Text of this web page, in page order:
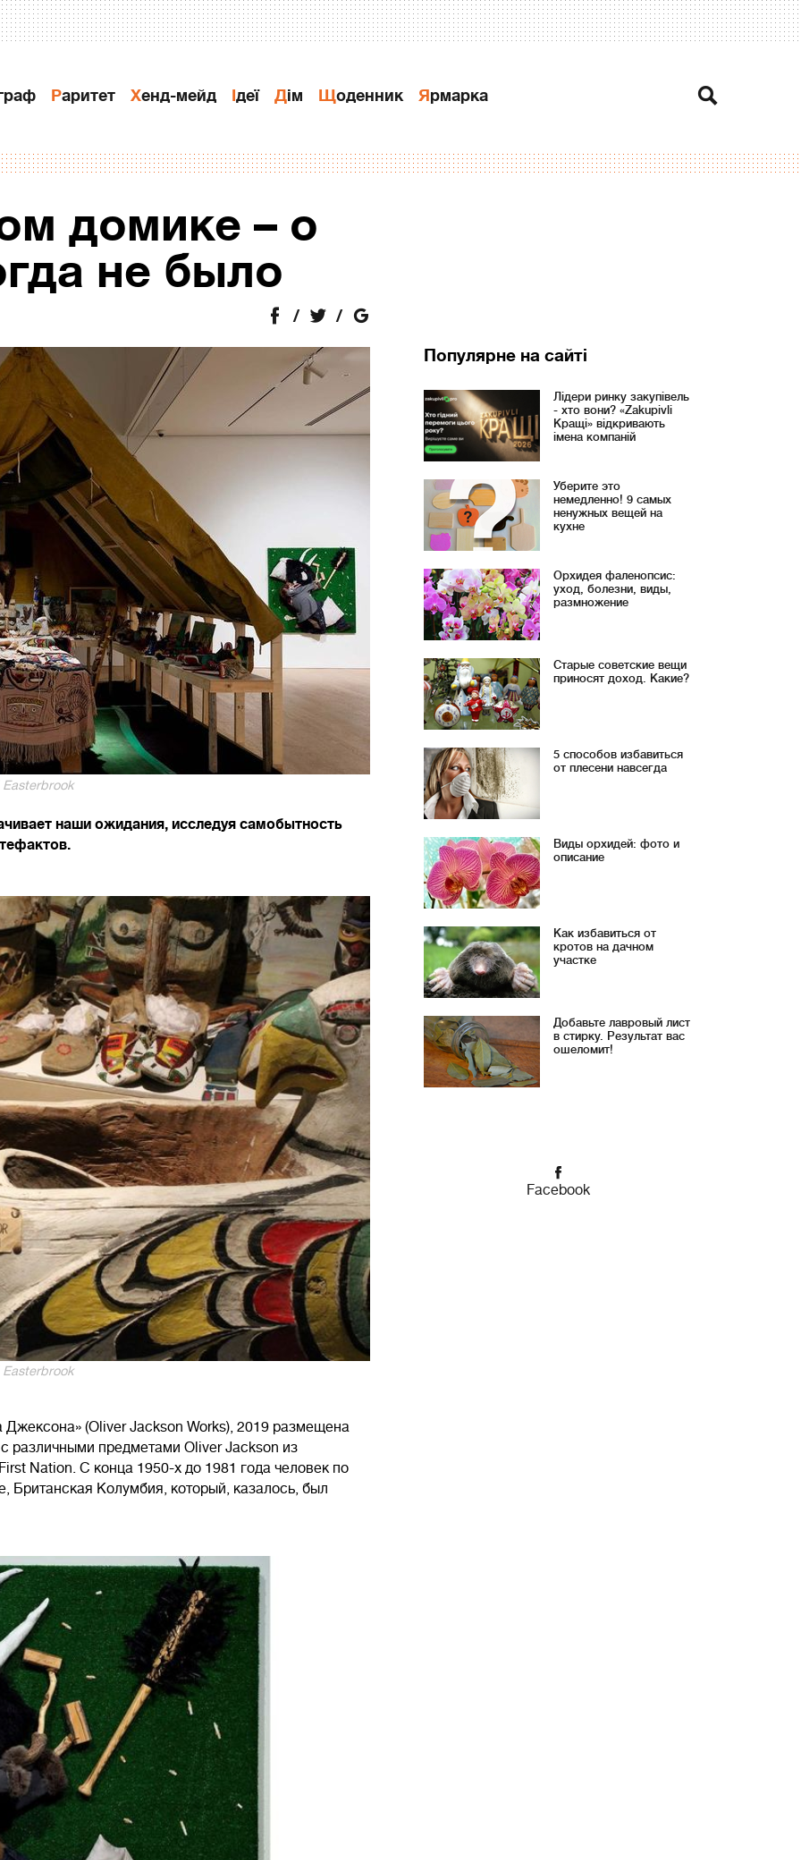
Раритет Хенд-мейд Ідеї Дiм Щоденник Ярмарка
домике – о
не было
Easterbrook
наши ожидания, исследуя самобытность
Easterbrook
(Oliver Jackson Works), 2019 размещена
различными предметами Oliver Jackson из
Nation. С конца 1950-х до 1981 года человек по
Британская Колумбия, который, казалось, был
Популярне на сайті
Лідери ринку закупівель
- хто вони? «Zakupivli
Кращі» відкривають
імена компаній
Уберите это
немедленно! 9 самых
ненужных вещей на
кухне
Орхидея фаленопсис:
уход, болезни, виды,
размножение
Старые советские вещи
приносят доход. Какие?
5 способов избавиться
от плесени навсегда
Виды орхидей: фото и
описание
Как избавиться от
кротов на дачном
участке
Добавьте лавровый лист
в стирку. Результат вас
ошеломит!
Facebook